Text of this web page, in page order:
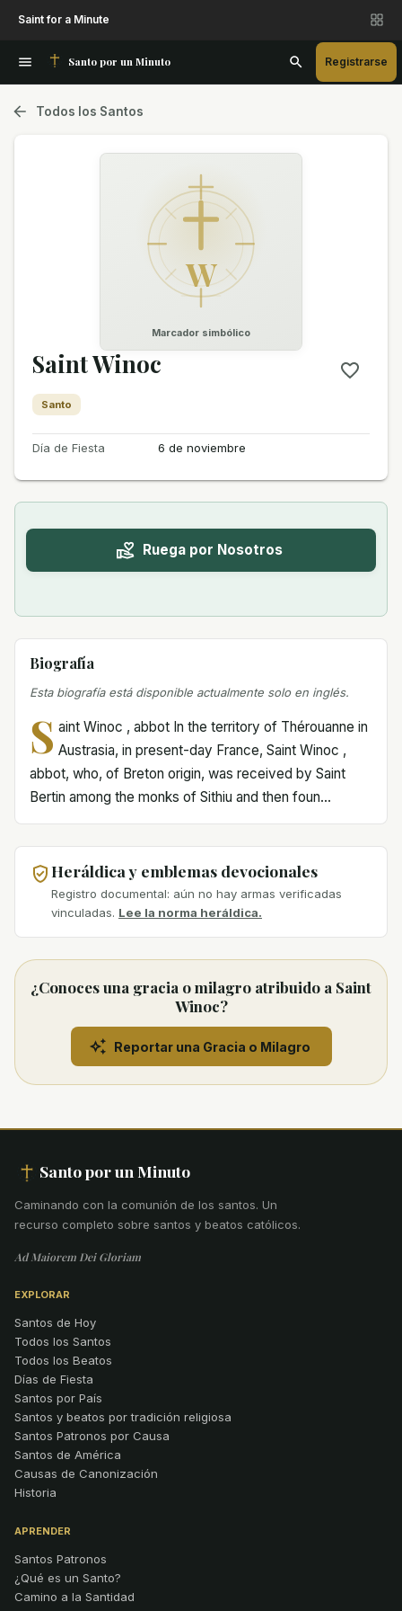
Saint for a Minute
Santo por un Minuto Registrarse
Todos los Santos
W
Marcador simbólico
Saint Winoc
Santo
Día de Fiesta 6 de noviembre
Ruega por Nosotros
Biografía
Esta biografía está disponible actualmente solo en inglés.
S aint Winoc , abbot In the territory of Thérouanne in
Austrasia, in present-day France, Saint Winoc ,
abbot, who, of Breton origin, was received by Saint
Bertin among the monks of Sithiu and then foun...
Heráldica y emblemas devocionales
Registro documental: aún no hay armas verificadas
vinculadas. Lee la norma heráldica.
¿Conoces una gracia o milagro atribuido a Saint
Winoc?
Reportar una Gracia o Milagro
Santo por un Minuto
Caminando con la comunión de los santos. Un
recurso completo sobre santos y beatos católicos.
Ad Maiorem Dei Gloriam
EXPLORAR
Santos de Hoy
Todos los Santos
Todos los Beatos
Días de Fiesta
Santos por País
Santos y beatos por tradición religiosa
Santos Patronos por Causa
Santos de América
Causas de Canonización
Historia
APRENDER
Santos Patronos
¿Qué es un Santo?
Camino a la Santidad